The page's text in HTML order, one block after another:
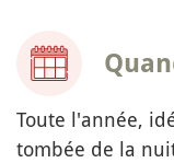
Toute l'année,
tombée de la